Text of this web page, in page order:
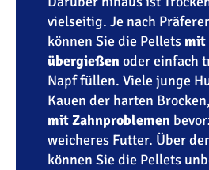
vielseitig. Je nach
können Sie die Pellets mit
übergießen oder einfach
Napf füllen. Viele junge
Kauen der harten Brocken,
mit Zahnproblemen
weicheres Futter. Über
können Sie die Pellets